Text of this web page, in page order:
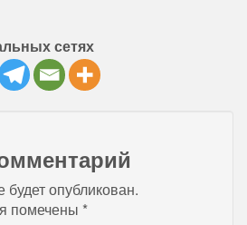
сетях
опубликован.
помечены *